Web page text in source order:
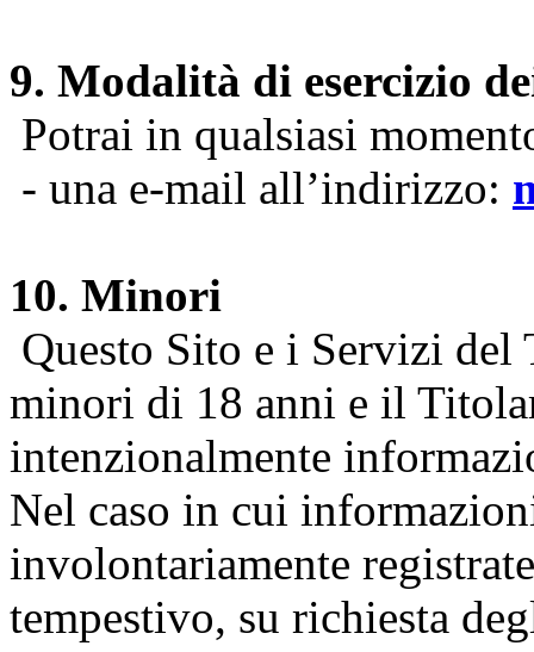
9. Modalità di esercizio
Potrai in qualsiasi
- una e-mail all’indirizzo:
10. Minori
Questo Sito e i Servizi del
minori di 18 anni e il
intenzionalmente
Nel caso in cui
involontariamente
tempestivo, su richiesta